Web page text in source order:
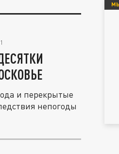
и перекрытые
непогоды